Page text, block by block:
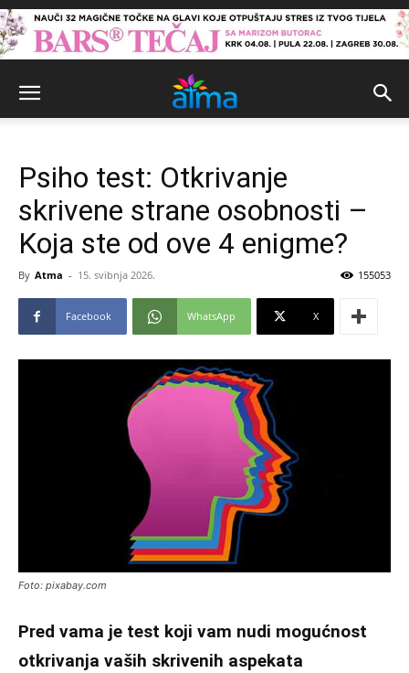
Psiho test: Otkrivanje
skrivene strane osobnosti –
Koja ste od ove 4 enigme?
By Atma - 15. svibnja 2026. 155053
Facebook WhatsApp X
Foto: pixabay.com
Pred vama je test koji vam nudi mogućnost
otkrivanja vaših skrivenih aspekata